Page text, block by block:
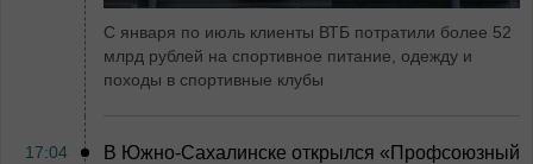
С января по июль клиенты ВТБ потратили более 52
млрд рублей на спортивное питание, одежду и
походы в спортивные клубы
17:04
В Южно-Сахалинске открылся «Профсоюзный